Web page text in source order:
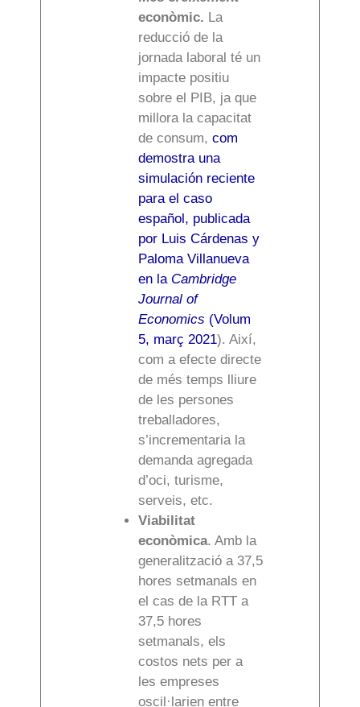
econòmic. La
reducció de la
jornada laboral té un
impacte positiu
sobre el PIB, ja que
millora la capacitat
de consum, com
demostra una
simulación reciente
para el caso
español, publicada
por Luis Cárdenas y
Paloma Villanueva
en la Cambridge
Journal of
Economics (Volum
5, març 2021). Així,
com a efecte directe
de més temps lliure
de les persones
treballadores,
s’incrementaria la
demanda agregada
d’oci, turisme,
serveis, etc.
Viabilitat
econòmica. Amb la
generalització a 37,5
hores setmanals en
el cas de la RTT a
37,5 hores
setmanals, els
costos nets per a
les empreses
oscil·larien entre